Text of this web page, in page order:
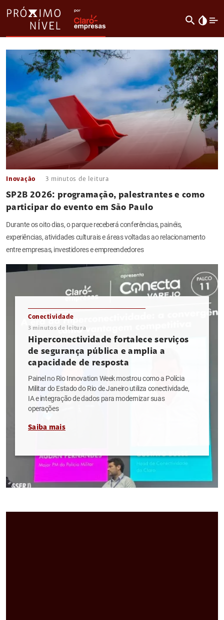
search invert_colors
Inovação 3 minutos de leitura
SP2B 2026: programação, palestrantes e como
participar do evento em São Paulo
Durante os oito dias, o parque receberá conferências, painéis,
experiências, atividades culturais e áreas voltadas ao relacionamento
entre empresas, investidores e empreendedores
Conectividade
3 minutos de leitura
Hiperconectividade fortalece serviços
de segurança pública e amplia a
capacidade de resposta
Painel no Rio Innovation Week mostrou como a Polícia
Militar do Estado do Rio de Janeiro utiliza conectividade,
IA e integração de dados para modernizar suas
operações
Saiba mais